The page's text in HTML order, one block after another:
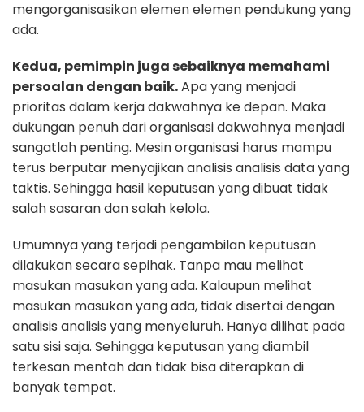
mengorganisasikan elemen elemen pendukung yang
ada.
Kedua, pemimpin juga sebaiknya memahami
persoalan dengan baik.Apa yang menjadi
prioritas dalam kerja dakwahnya ke depan. Maka
dukungan penuh dari organisasi dakwahnya menjadi
sangatlah penting. Mesin organisasi harus mampu
terus berputar menyajikan analisis analisis data yang
taktis. Sehingga hasil keputusan yang dibuat tidak
salah sasaran dan salah kelola.
Umumnya yang terjadi pengambilan keputusan
dilakukan secara sepihak. Tanpa mau melihat
masukan masukan yang ada. Kalaupun melihat
masukan masukan yang ada, tidak disertai dengan
analisis analisis yang menyeluruh. Hanya dilihat pada
satu sisi saja. Sehingga keputusan yang diambil
terkesan mentah dan tidak bisa diterapkan di
banyak tempat.